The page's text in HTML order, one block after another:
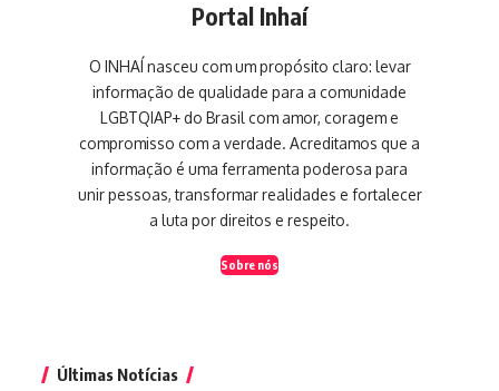
Portal Inhaí
O INHAÍ nasceu com um propósito claro: levar
informação de qualidade para a comunidade
LGBTQIAP+ do Brasil com amor, coragem e
compromisso com a verdade. Acreditamos que a
informação é uma ferramenta poderosa para
unir pessoas, transformar realidades e fortalecer
a luta por direitos e respeito.
Sobre nós
Últimas Notícias